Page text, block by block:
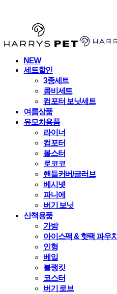
NEW
세트할인
3종세트
콤비세트
컴포터 보닛세트
여름상품
유모차용품
라이너
컴포터
볼스터
로코코
핸들커버/글러브
베시넷
파니에
버기 보닛
산책용품
가방
아이스팩 & 핫팩 파우치
인형
베일
블랭킷
코스터
버기 로브